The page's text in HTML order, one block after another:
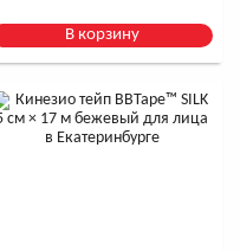
В корзину